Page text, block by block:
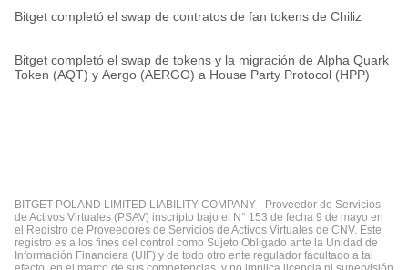
Bitget completó el swap de contratos de fan tokens de Chiliz
Bitget completó el swap de tokens y la migración de Alpha Quark
Token (AQT) y Aergo (AERGO) a House Party Protocol (HPP)
BITGET POLAND LIMITED LIABILITY COMPANY - Proveedor de Servicios
de Activos Virtuales (PSAV) inscripto bajo el N° 153 de fecha 9 de mayo en
el Registro de Proveedores de Servicios de Activos Virtuales de CNV. Este
registro es a los fines del control como Sujeto Obligado ante la Unidad de
Información Financiera (UIF) y de todo otro ente regulador facultado a tal